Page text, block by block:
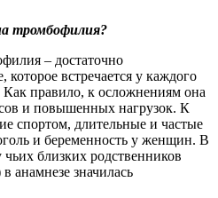
тромбофилия?
– достаточно
которое встречается у каждого
Как правило, к осложнениям она
и повышенных нагрузок. К
спортом, длительные и частые
и беременность у женщин. В
чьих близких родственников
анамнезе значилась